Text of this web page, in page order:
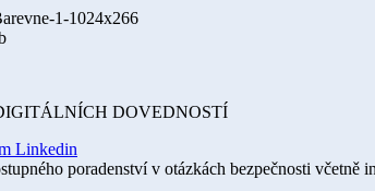
DOVEDNOSTÍ
Linkedin
poradenství v otázkách bezpečnosti včetně